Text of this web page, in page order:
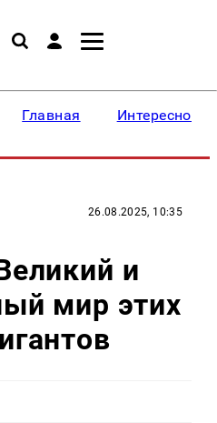
Главная Интересное
26.08.2025, 10:35
и
мир этих